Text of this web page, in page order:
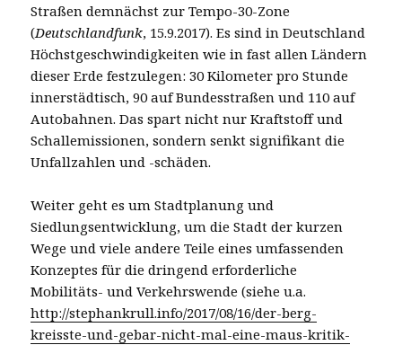
Straßen demnächst zur Tempo-30-Zone
(Deutschlandfunk, 15.9.2017). Es sind in Deutschland
Höchstgeschwindigkeiten wie in fast allen Ländern
dieser Erde festzulegen: 30 Kilometer pro Stunde
innerstädtisch, 90 auf Bundesstraßen und 110 auf
Autobahnen. Das spart nicht nur Kraftstoff und
Schallemissionen, sondern senkt signifikant die
Unfallzahlen und -schäden.
Weiter geht es um Stadtplanung und
Siedlungsentwicklung, um die Stadt der kurzen
Wege und viele andere Teile eines umfassenden
Konzeptes für die dringend erforderliche
Mobilitäts- und Verkehrswende (siehe u.a.
http://stephankrull.info/2017/08/16/der-berg-
kreisste-und-gebar-nicht-mal-eine-maus-kritik-